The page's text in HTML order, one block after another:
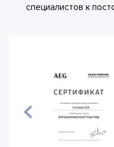
специалистов к